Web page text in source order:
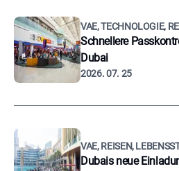
VAE, TECHNOLOGIE,
Schnellere
Dubai
2026. 07. 25
VAE, REISEN,
Dubais neue